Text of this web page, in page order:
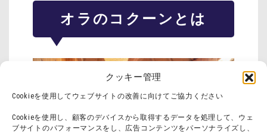
クッキー管理
Cookieを使用してウェブサイトの改善に向けてご協力ください
Cookieを使用し、顧客のデバイスから取得するデータを処理して、ウェ
ブサイトのパフォーマンスをし、広告コンテンツをパーソナライズし、
オラのコクーンとは